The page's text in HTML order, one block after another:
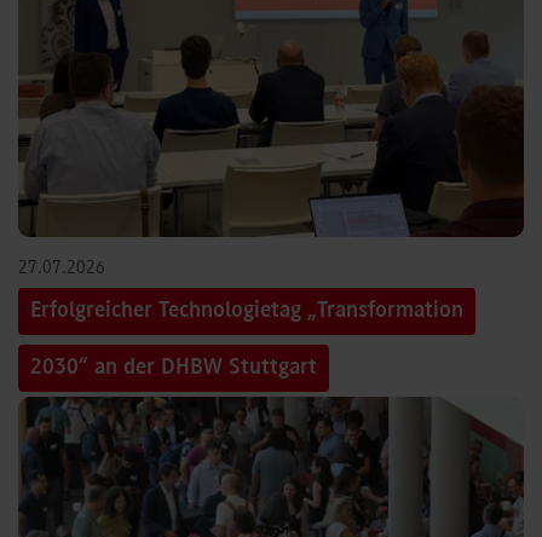
27.07.2026
Erfolgreicher Technologietag „Transformation
2030“ an der DHBW Stuttgart